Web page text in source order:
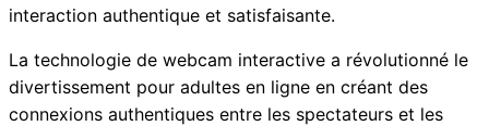
interaction authentique et satisfaisante.
La technologie de webcam interactive a révolutionné le
divertissement pour adultes en ligne en créant des
connexions authentiques entre les spectateurs et les